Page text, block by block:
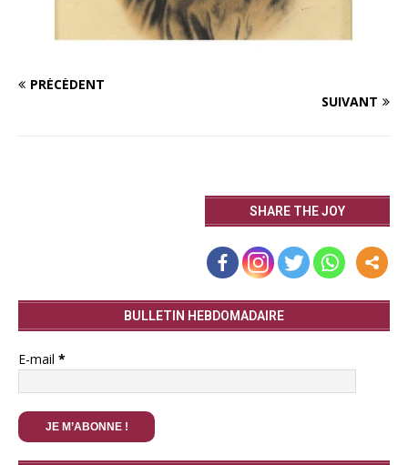
PRÉCÉDENT
SUIVANT
SHARE THE JOY
BULLETIN HEBDOMADAIRE
E-mail *